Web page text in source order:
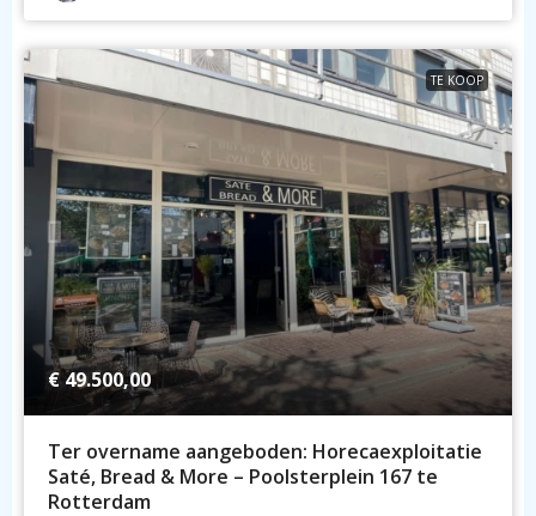
TE KOOP
€ 49.500,00
Ter overname aangeboden: Horecaexploitatie
Saté, Bread & More – Poolsterplein 167 te
Rotterdam